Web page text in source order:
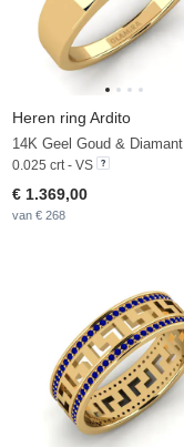
Heren ring Ardito
14K Geel Goud & Diamant
0.025 crt - VS
€ 1.369,00
van € 268